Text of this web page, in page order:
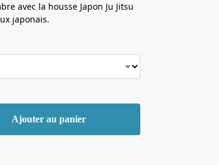
avec la housse Japon Ju Jitsu
japonais.
Ajouter au panier